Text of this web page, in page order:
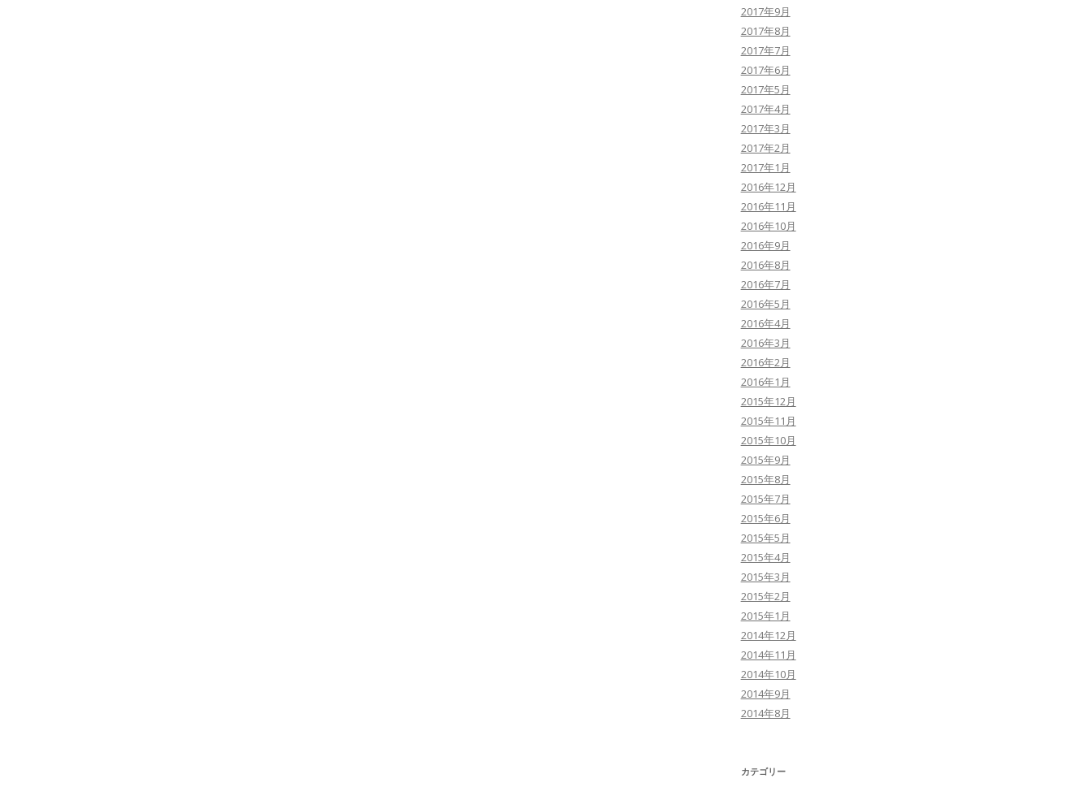
2017年9月
2017年8月
2017年7月
2017年6月
2017年5月
2017年4月
2017年3月
2017年2月
2017年1月
2016年12月
2016年11月
2016年10月
2016年9月
2016年8月
2016年7月
2016年5月
2016年4月
2016年3月
2016年2月
2016年1月
2015年12月
2015年11月
2015年10月
2015年9月
2015年8月
2015年7月
2015年6月
2015年5月
2015年4月
2015年3月
2015年2月
2015年1月
2014年12月
2014年11月
2014年10月
2014年9月
2014年8月
カテゴリー